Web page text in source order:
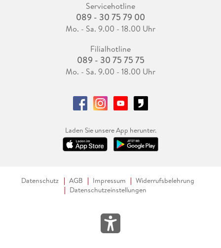
Servicehotline
089 - 30 75 79 00
Mo. - Sa. 9.00 - 18.00 Uhr
Filialhotline
089 - 30 75 75 75
Mo. - Sa. 9.00 - 18.00 Uhr
Laden Sie unsere App herunter.
Datenschutz AGB Impressum
Widerrufsbelehrung
Datenschutzeinstellungen